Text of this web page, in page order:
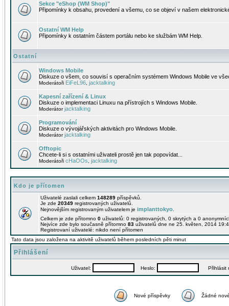
Sekce "eShop (WM Shop)"
Připomínky k obsahu, provedení a všemu, co se objeví v našem
Ostatní WM Help
Připomínky k ostatním částem portálu nebo ke službám WM Help.
Ostatní
Windows Mobile
Diskuze o všem, co souvisí s operačním systémem Windows Mobile ve
Moderátoři EiFeL96 jacktalking
Kapesní zařízení & Linux
Diskuze o implementaci Linuxu na přístrojích s Windows Mobile.
Moderátorjacktalking
Programování
Diskuze o vývojářských aktivitách pro Windows Mobile.
Moderátorjacktalking
Offtopic
Chcete-li si s ostatními uživateli prostě jen tak popovídat...
Moderátoři cHaOOs jacktalking
Kdo je přítomen
Uživatelé zaslali celkem 148289 příspěvků.
Je zde 20349 registrovaných uživatelů.
Nejnovějším registrovaným uživatelem je implanttokyo
Celkem je zde přítomno 0 uživatelů: 0 registrovaných, 0 skrytých a 0
Nejvíce zde bylo současně přítomno 83 uživatelů dne ne 25. květen, 2014
Registrovaní uživatelé: nikdo není přítomen
Tato data jsou založena na aktivitě uživatelů během posledních pěti minut
Přihlášení
Uživatel: Heslo: Přihlásit
Nové příspěvky Žádné